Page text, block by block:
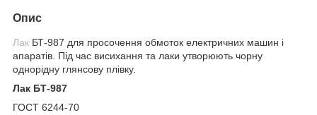
Опис
Лак БТ-987 для просочення обмоток електричних машин і
апаратів. Під час висихання та лаки утворюють чорну
однорідну глянсову плівку.
Лак БТ-987
ГОСТ 6244-70